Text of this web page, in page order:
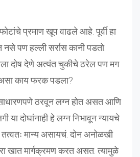
प्रमाण खूप वाढले आहे. पूर्वी हा
पण हल्ली सर्रास कानी पडतो.
दोष देणे अत्यंत चुकीचे ठरेल पण मग
काय फरक पडला?
ठरवून लग्न होत असत आणि
या दोघांनाही हे लग्न निभावून न्यायचे
मान्य असायचं. दोन अनोळखी
खात मार्गक्रमण करत असत. त्यामुळे